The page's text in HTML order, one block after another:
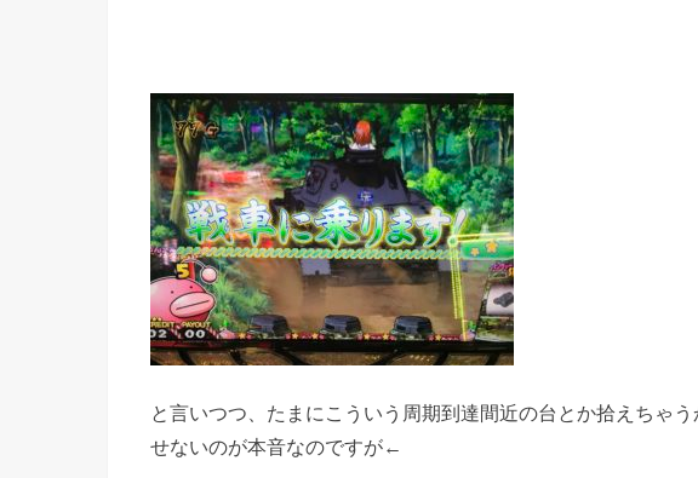
と言いつつ、たまにこういう周期到達間近の台とか拾えちゃ
せないのが本音なのですが←